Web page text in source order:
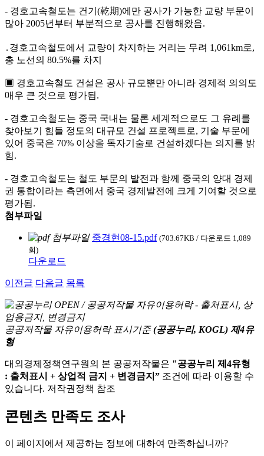
- 경호고속철도는 건기(乾期)에만 공사가 가능한 교량 부문이
많아 2005년부터 부분적으로 공사를 진행해왔음.
․경호고속철도에서 교량이 차지하는 거리는 무려 1,061km로,
총 노선의 80.5%를 차지
▣ 경호고속철도 건설은 공사 규모뿐만 아니라 경제적 의의도
매우 큰 것으로 평가됨.
- 경호고속철도는 중국 국내는 물론 세계적으로도 그 유례를
찾아보기 힘들 정도의 대규모 건설 프로젝트로, 기술 부문에
있어 중국은 70% 이상을 독자기술로 건설하겠다는 의지를 밝
힘.
- 경호고속철도는 철도 부문의 발전과 함께 중국의 양대 경제
권 통합이라는 측면에서 중국 경제발전에 크게 기여할 것으로
평가됨.
첨부파일
중경현08-15.pdf (703.67KB / 다운로드 1,089
회)
다운로드
이전글 다음글 목록
공공저작물 자유이용허락 표시기준 (공공누리, KOGL) 제4유
형
대외경제정책연구원의 본 공공저작물은 "공공누리 제4유형
: 출처표시 + 상업적 금지 + 변경금지” 조건에 따라 이용할 수
있습니다. 저작권정책 참조
콘텐츠 만족도 조사
이 페이지에서 제공하는 정보에 대하여 만족하십니까?